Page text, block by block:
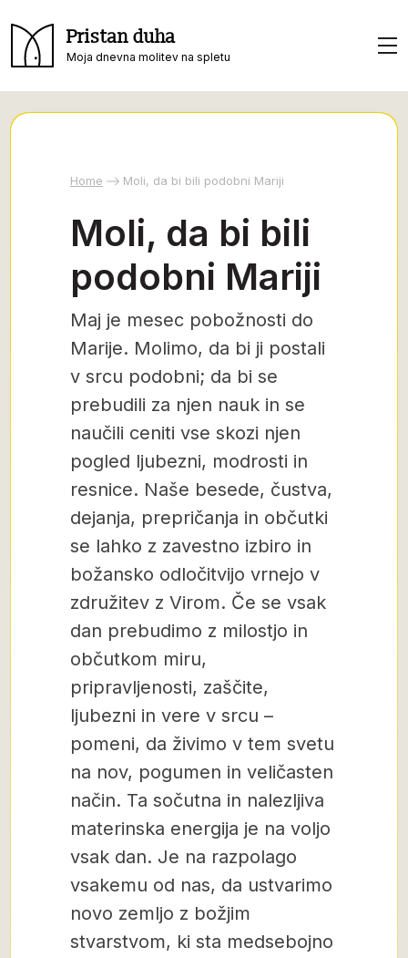
Pristan duha
Moja dnevna molitev na spletu
Home Moli, da bi bili podobni Mariji
Moli, da bi bili
podobni Mariji
Maj je mesec pobožnosti do
Marije. Molimo, da bi ji postali
v srcu podobni; da bi se
prebudili za njen nauk in se
naučili ceniti vse skozi njen
pogled ljubezni, modrosti in
resnice. Naše besede, čustva,
dejanja, prepričanja in občutki
se lahko z zavestno izbiro in
božansko odločitvijo vrnejo v
združitev z Virom. Če se vsak
dan prebudimo z milostjo in
občutkom miru,
pripravljenosti, zaščite,
ljubezni in vere v srcu –
pomeni, da živimo v tem svetu
na nov, pogumen in veličasten
način. Ta sočutna in nalezljiva
materinska energija je na voljo
vsak dan. Je na razpolago
vsakemu od nas, da ustvarimo
novo zemljo z božjim
stvarstvom, ki sta medsebojno